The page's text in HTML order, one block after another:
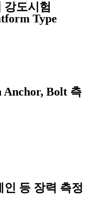
강도시험
Type
Bolt 측
등 장력 측정